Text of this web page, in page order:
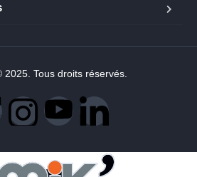
Tous droits réservés.